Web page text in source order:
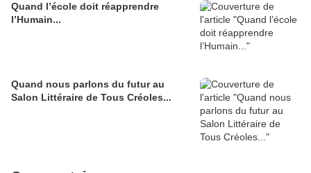
Quand l’école doit réapprendre
l’Humain...
Quand nous parlons du futur au
Salon Littéraire de Tous Créoles...